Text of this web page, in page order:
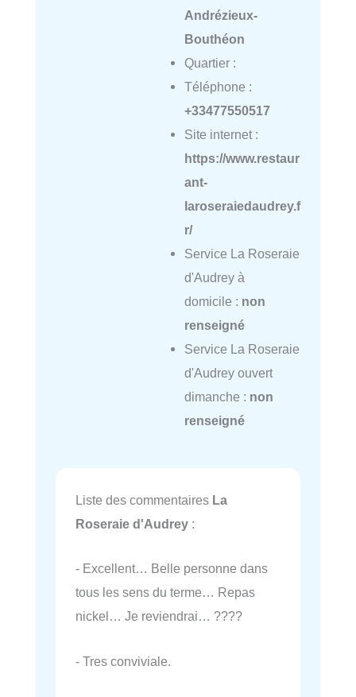
Andrézieux-
Bouthéon
Quartier :
Téléphone :
+33477550517
Site internet :
https://www.restaur
ant-
laroseraiedaudrey.f
r/
Service La Roseraie
d'Audrey à
domicile : non
renseigné
Service La Roseraie
d'Audrey ouvert
dimanche : non
renseigné
Liste des commentaires La
Roseraie d'Audrey :
- Excellent… Belle personne dans
tous les sens du terme… Repas
nickel… Je reviendrai… ????
- Tres conviviale.